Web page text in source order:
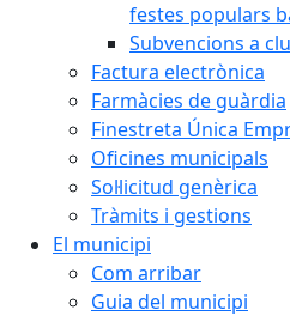
festes populars
Subvencions a
Factura electrònica
Farmàcies de guàrdia
Finestreta Única
Oficines municipals
Sol·licitud genèrica
Tràmits i gestions
El municipi
Com arribar
Guia del municipi